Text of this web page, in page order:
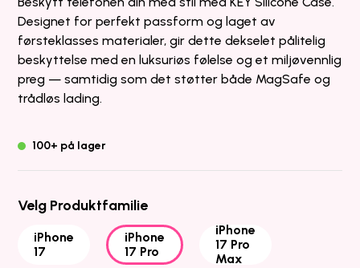
Designet for perfekt passform og laget av
førsteklasses materialer, gir dette dekselet pålitelig
beskyttelse med en luksuriøs følelse og et miljøvennlig
preg — samtidig som det støtter både MagSafe og
trådløs lading.
100+ på lager
Velg Produktfamilie
iPhone
17
iPhone
17 Pro
iPhone
17 Pro
Max